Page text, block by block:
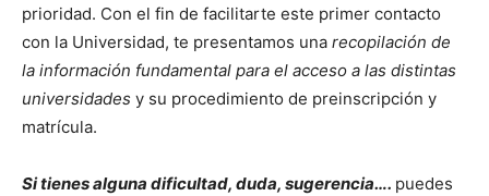
prioridad. Con el fin de facilitarte este primer contacto
con la Universidad, te presentamos una recopilación de
la información fundamental para el acceso a las distintas
universidades y su procedimiento de preinscripción y
matrícula.
Si tienes alguna dificultad, duda, sugerencia…. puedes